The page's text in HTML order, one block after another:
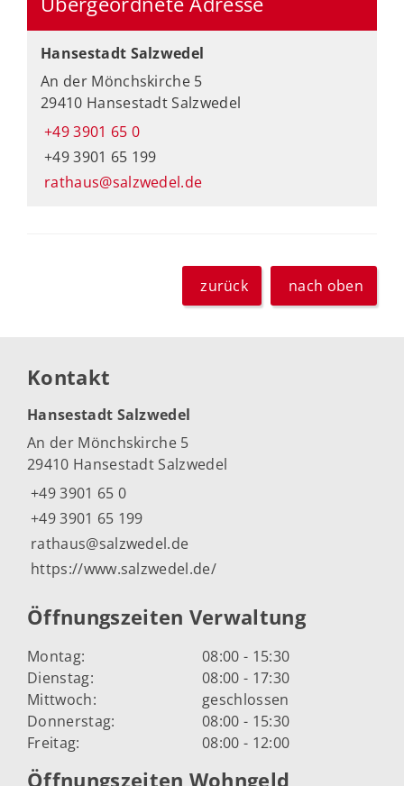
Hansestadt Salzwedel
An der Mönchskirche 5
29410 Hansestadt Salzwedel
+49 3901 65 0
+49 3901 65 199
rathaus@salzwedel.de
zurück nach oben
Kontakt
Hansestadt Salzwedel
An der Mönchskirche 5
29410 Hansestadt Salzwedel
+49 3901 65 0
+49 3901 65 199
rathaus@salzwedel.de
https://www.salzwedel.de/
Öffnungszeiten Verwaltung
Montag:
08:00 - 15:30
Dienstag:
08:00 - 17:30
Mittwoch:
geschlossen
Donnerstag:
08:00 - 15:30
Freitag:
08:00 - 12:00
Öffnungszeiten Wohngeld